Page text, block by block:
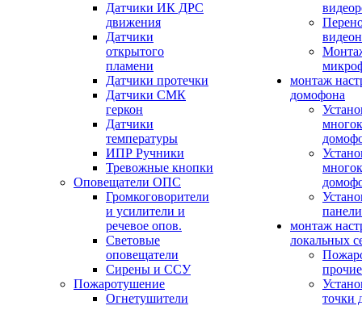
Датчики ИК ДРС
движения
Датчики
открытого
пламени
Датчики протечки
Датчики СМК
геркон
Датчики
температуры
ИПР Ручники
Тревожные кнопки
Оповещатели ОПС
Громкоговорители
и усилители и
речевое опов.
Световые
оповещатели
Сирены и ССУ
Пожаротушение
Огнетушители
монтаж
домофона
панели
монтаж
локальных
точки